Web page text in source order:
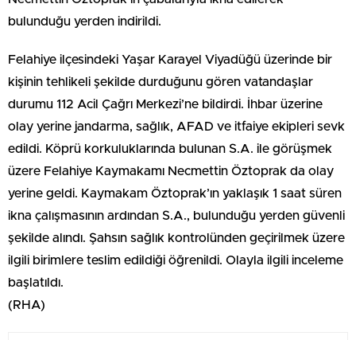
bulunduğu yerden indirildi.
Felahiye ilçesindeki Yaşar Karayel Viyadüğü üzerinde bir
kişinin tehlikeli şekilde durduğunu gören vatandaşlar
durumu 112 Acil Çağrı Merkezi’ne bildirdi. İhbar üzerine
olay yerine jandarma, sağlık, AFAD ve itfaiye ekipleri sevk
edildi. Köprü korkuluklarında bulunan S.A. ile görüşmek
üzere Felahiye Kaymakamı Necmettin Öztoprak da olay
yerine geldi. Kaymakam Öztoprak’ın yaklaşık 1 saat süren
ikna çalışmasının ardından S.A., bulunduğu yerden güvenli
şekilde alındı. Şahsın sağlık kontrolünden geçirilmek üzere
ilgili birimlere teslim edildiği öğrenildi. Olayla ilgili inceleme
başlatıldı.
(RHA)